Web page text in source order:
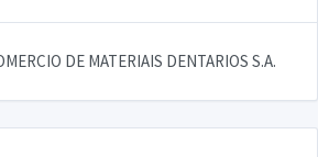
DE MATERIAIS DENTARIOS S.A.